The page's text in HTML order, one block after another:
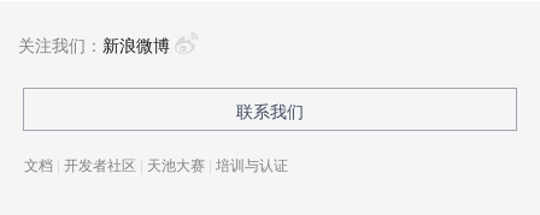
关注我们： 新浪微博
联系我们
文档 | 开发者社区 | 天池大赛 | 培训与认证